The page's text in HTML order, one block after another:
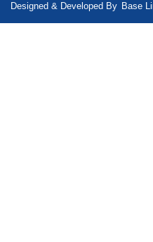
Designed & Developed By Base